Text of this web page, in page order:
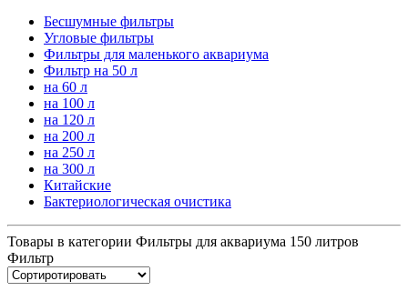
Бесшумные фильтры
Угловые фильтры
Фильтры для маленького аквариума
Фильтр на 50 л
на 60 л
на 100 л
на 120 л
на 200 л
на 250 л
на 300 л
Китайские
Бактериологическая очистика
Товары в категории Фильтры для аквариума 150 литров
Фильтр